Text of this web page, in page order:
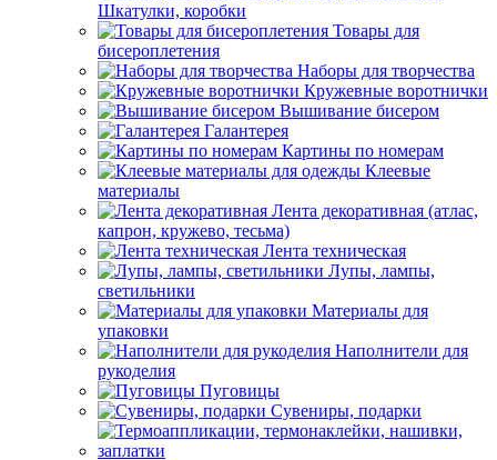
Шкатулки, коробки
Товары для
бисероплетения
Наборы для творчества
Кружевные воротнички
Вышивание бисером
Галантерея
Картины по номерам
Клеевые
материалы
Лента декоративная (атлас,
капрон, кружево, тесьма)
Лента техническая
Лупы, лампы,
светильники
Материалы для
упаковки
Наполнители для
рукоделия
Пуговицы
Сувениры, подарки